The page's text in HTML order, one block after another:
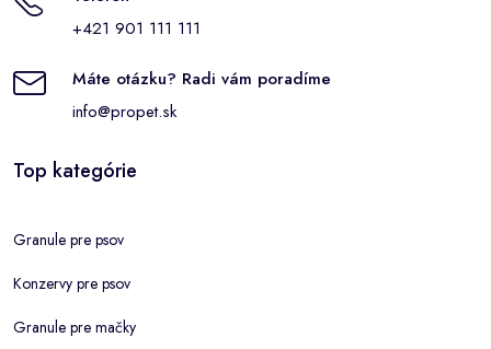
+421 901 111 111
Máte otázku? Radi vám poradíme
info@propet.sk
Top kategórie
Granule pre psov
Konzervy pre psov
Granule pre mačky